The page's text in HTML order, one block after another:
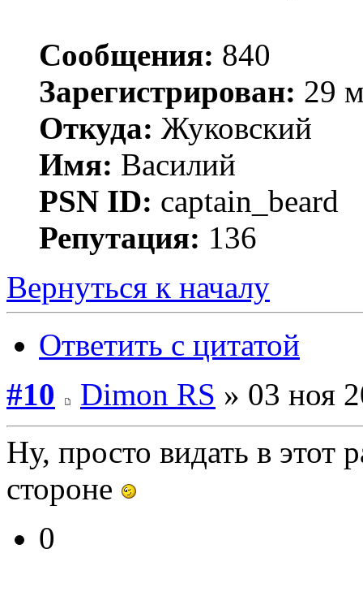
Сообщения: 840
Зарегистрирован: 29
Откуда: Жуковский
Имя: Василий
PSN ID: captain_beard
Репутация: 136
Вернуться к началу
Ответить с цитатой
#10
Dimon RS » 03 ноя
Ну, просто видать в этот
стороне
0